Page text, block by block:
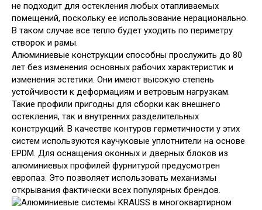
не подходит для остекления любых отапливаемых
помещений, поскольку ее использование нерационально.
В таком случае все тепло будет уходить по периметру
створок и рамы.
Алюминиевые конструкции способны прослужить до 80
лет без изменения основных рабочих характеристик и
изменения эстетики. Они имеют высокую степень
устойчивости к деформациям и ветровым нагрузкам.
Такие профили пригодны для сборки как внешнего
остекления, так и внутренних разделительных
конструкций. В качестве контуров герметичности у этих
систем используются каучуковые уплотнители на основе
EPDM. Для оснащения оконных и дверных блоков из
алюминиевых профилей фурнитурой предусмотрен
европаз. Это позволяет использовать механизмы
открывания фактически всех популярных брендов.